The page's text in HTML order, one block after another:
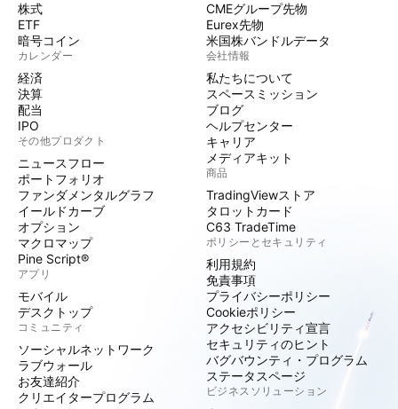
株式
ETF
暗号コイン
カレンダー
経済
決算
配当
IPO
その他プロダクト
ニュースフロー
ポートフォリオ
ファンダメンタルグラフ
イールドカーブ
オプション
マクロマップ
Pine Script®
アプリ
モバイル
デスクトップ
コミュニティ
ソーシャルネットワーク
ラブウォール
お友達紹介
クリエイタープログラム
CMEグループ先物
Eurex先物
米国株バンドルデータ
会社情報
私たちについて
スペースミッション
ブログ
ヘルプセンター
キャリア
メディアキット
商品
TradingViewストア
タロットカード
C63 TradeTime
ポリシーとセキュリティ
利用規約
免責事項
プライバシーポリシー
Cookieポリシー
アクセシビリティ宣言
セキュリティのヒント
バグバウンティ・プログラム
ステータスページ
ビジネスソリューション